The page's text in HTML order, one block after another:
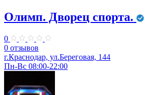
Олимп. Дворец спорта.
0
0 отзывов
г.Краснодар, ул.Береговая, 144
Пн-Вс 08:00-22:00